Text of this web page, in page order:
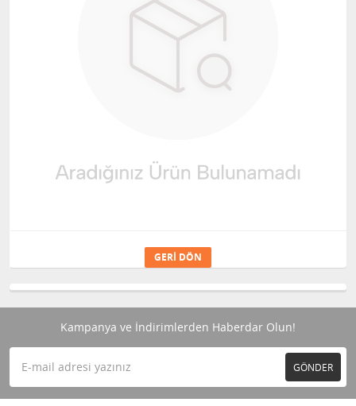
GERI DÖN
Kampanya ve İndirimlerden Haberdar Olun!
GÖNDER